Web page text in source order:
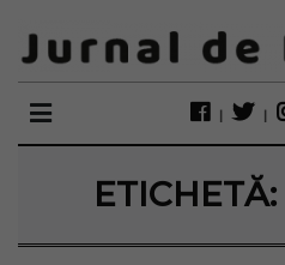
ETICHETĂ: